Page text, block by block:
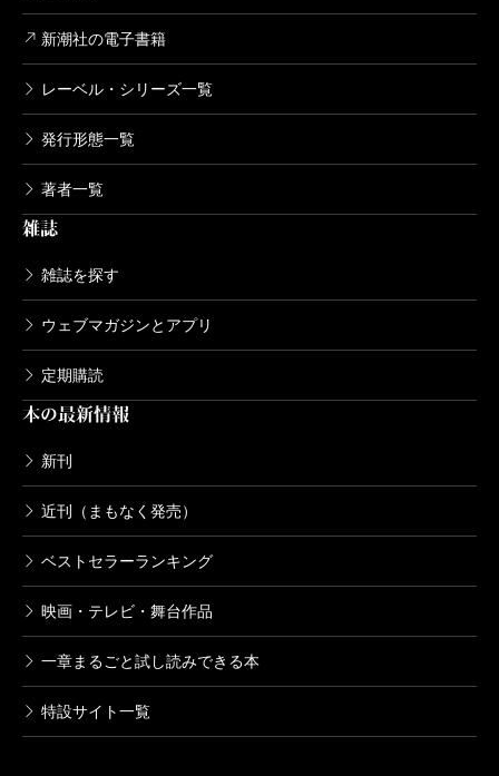
新潮社の電子書籍
レーベル・シリーズ一覧
発行形態一覧
著者一覧
雑誌
雑誌を探す
ウェブマガジンとアプリ
定期購読
本の最新情報
新刊
近刊（まもなく発売）
ベストセラーランキング
映画・テレビ・舞台作品
一章まるごと試し読みできる本
特設サイト一覧